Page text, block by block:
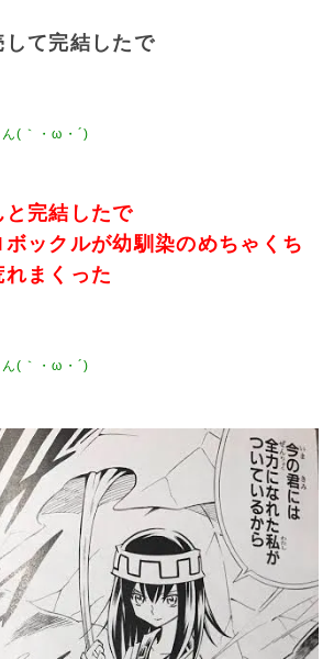
て完結したで
完結したで
ックルが幼馴染のめちゃくち
まくった